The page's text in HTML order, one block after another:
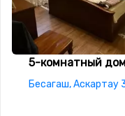
5-комнатный
Бесагаш, Аскартау